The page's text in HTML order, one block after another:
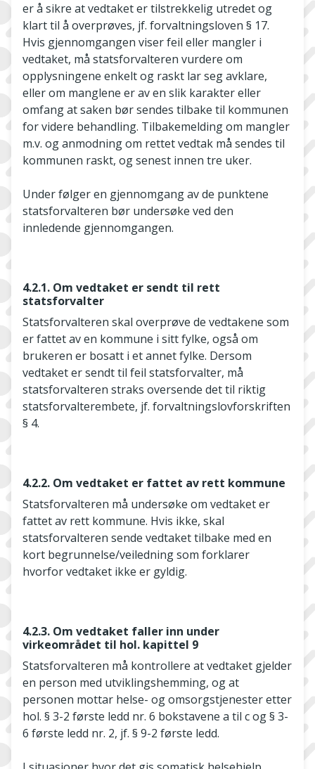
er å sikre at vedtaket er tilstrekkelig utredet og
klart til å overprøves, jf. forvaltningsloven § 17.
Hvis gjennomgangen viser feil eller mangler i
vedtaket, må statsforvalteren vurdere om
opplysningene enkelt og raskt lar seg avklare,
eller om manglene er av en slik karakter eller
omfang at saken bør sendes tilbake til kommunen
for videre behandling. Tilbakemelding om mangler
m.v. og anmodning om rettet vedtak må sendes til
kommunen raskt, og senest innen tre uker.
Under følger en gjennomgang av de punktene
statsforvalteren bør undersøke ved den
innledende gjennomgangen.
4.2.1. Om vedtaket er sendt til rett
statsforvalter
Statsforvalteren skal overprøve de vedtakene som
er fattet av en kommune i sitt fylke, også om
brukeren er bosatt i et annet fylke. Dersom
vedtaket er sendt til feil statsforvalter, må
statsforvalteren straks oversende det til riktig
statsforvalterembete, jf. forvaltningslovforskriften
§ 4.
4.2.2. Om vedtaket er fattet av rett kommune
Statsforvalteren må undersøke om vedtaket er
fattet av rett kommune. Hvis ikke, skal
statsforvalteren sende vedtaket tilbake med en
kort begrunnelse/veiledning som forklarer
hvorfor vedtaket ikke er gyldig.
4.2.3. Om vedtaket faller inn under
virkeområdet til hol. kapittel 9
Statsforvalteren må kontrollere at vedtaket gjelder
en person med utviklingshemming, og at
personen mottar helse- og omsorgstjenester etter
hol. § 3-2 første ledd nr. 6 bokstavene a til c og § 3-
6 første ledd nr. 2, jf. § 9-2 første ledd.